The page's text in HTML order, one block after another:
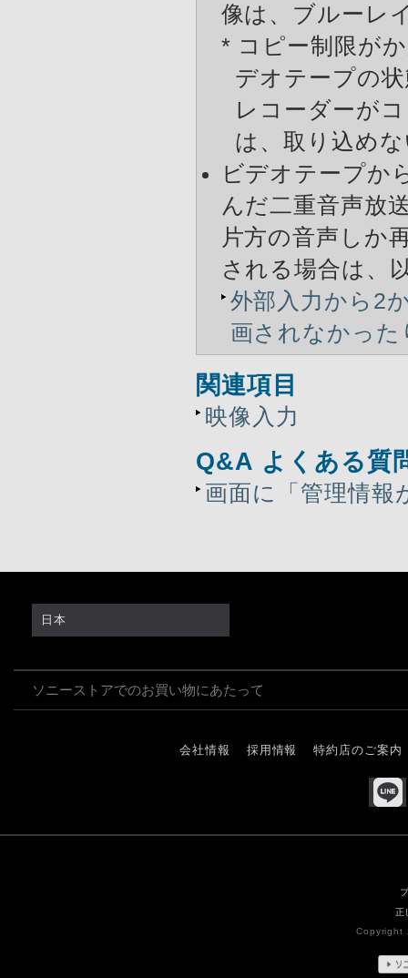
像は、ブルーレ
* コピー制限が
デオテープの
レコーダーが
は、取り込め
ビデオテープか
んだ二重音声放
片方の音声しか
される場合は、
外部入力から2
画されなかっ
関連項目
映像入力
Q&A よくある質
画面に「管理情報
日本
ソニーストアでのお買い物にあたって
会社情報 採用情報 特約店のご案内
正
Copyright